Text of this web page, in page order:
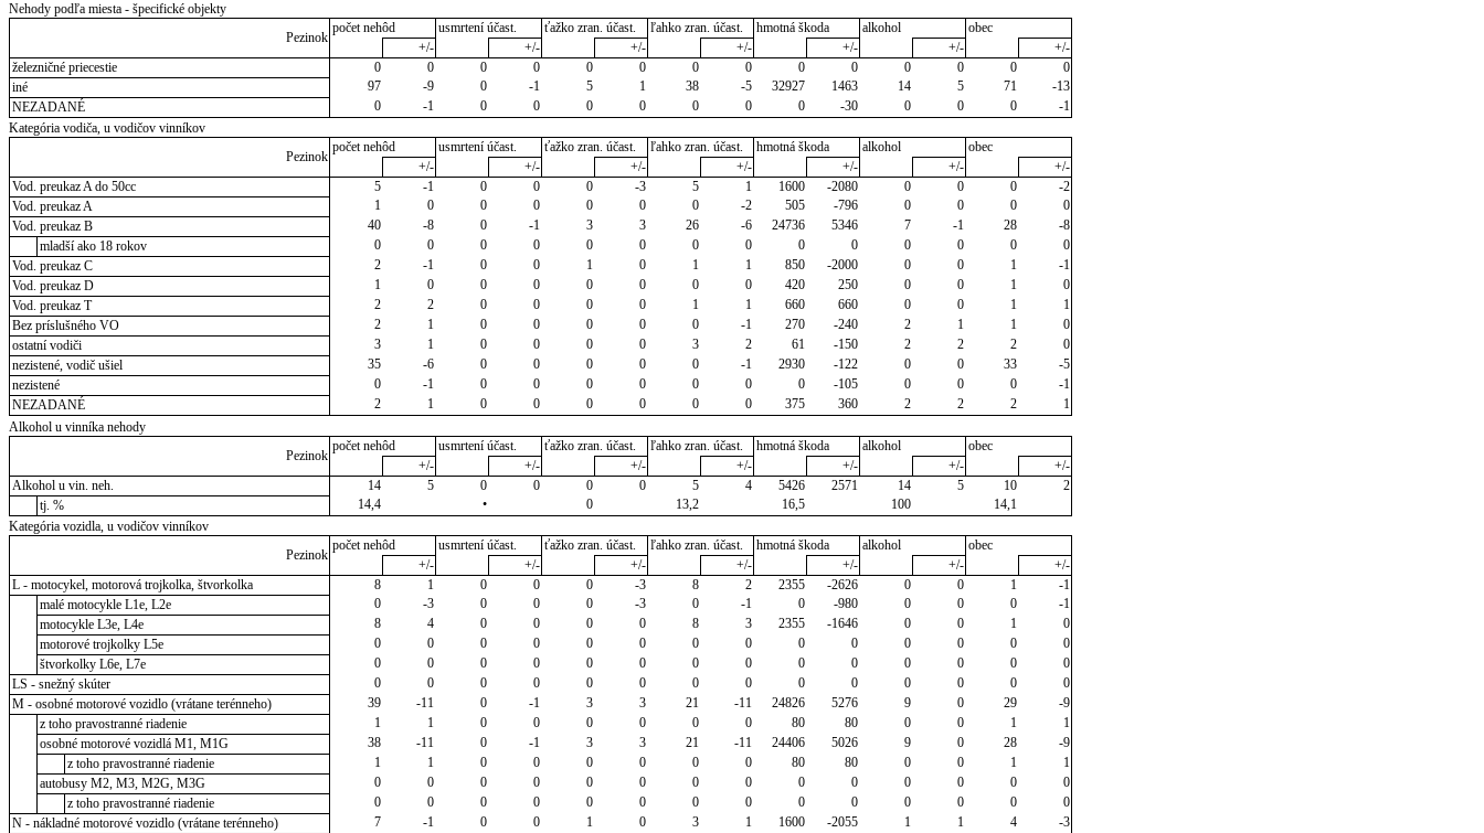
Nehody podľa miesta - špecifické objekty
Pezinok
počet nehôd usmrtení účast. ťažko zran. účast. ľahko zran. účast. hmotná škoda alkohol
obec
+/-
+/- +/- +/- +/- +/-
+/-
železničné priecestie
0 0 0 0 0 0 0 0 0 0 0 0 0
0
iné
97 -9 0 -1 5 1 38 -5 32927 1463 14 5 71
-13
NEZADANÉ
0 -1 0 0 0 0 0 0 0 -30 0 0 0
-1
Kategória vodiča, u vodičov vinníkov
Pezinok
počet nehôd usmrtení účast. ťažko zran. účast. ľahko zran. účast. hmotná škoda alkohol
obec
+/-
+/- +/- +/- +/- +/-
+/-
Vod. preukaz A do 50cc
5 -1 0 0 0 -3 5 1 1600 -2080 0 0 0
-2
Vod. preukaz A
1 0 0 0 0 0 0 -2 505 -796 0 0 0
0
Vod. preukaz B
40 -8 0 -1 3 3 26 -6 24736 5346 7 -1 28
-8
mladší ako 18 rokov
0 0 0 0 0 0 0 0 0 0 0 0 0
0
Vod. preukaz C
2 -1 0 0 1 0 1 1 850 -2000 0 0 1
-1
Vod. preukaz D
1 0 0 0 0 0 0 0 420 250 0 0 1
0
Vod. preukaz T
2 2 0 0 0 0 1 1 660 660 0 0 1
1
Bez príslušného VO
2 1 0 0 0 0 0 -1 270 -240 2 1 1
0
ostatní vodiči
3 1 0 0 0 0 3 2 61 -150 2 2 2
0
nezistené, vodič ušiel
35 -6 0 0 0 0 0 -1 2930 -122 0 0 33
-5
nezistené
0 -1 0 0 0 0 0 0 0 -105 0 0 0
-1
NEZADANÉ
2 1 0 0 0 0 0 0 375 360 2 2 2
1
Alkohol u vinníka nehody
Pezinok
počet nehôd usmrtení účast. ťažko zran. účast. ľahko zran. účast. hmotná škoda alkohol
obec
+/-
+/- +/- +/- +/- +/-
+/-
Alkohol u vin. neh.
14 5 0 0 0 0 5 4 5426 2571 14 5 10
2
tj. %
14,4 • 0 13,2 16,5 100
14,1
Kategória vozidla, u vodičov vinníkov
Pezinok
počet nehôd usmrtení účast. ťažko zran. účast. ľahko zran. účast. hmotná škoda alkohol
obec
+/-
+/- +/- +/- +/- +/-
+/-
L - motocykel, motorová trojkolka, štvorkolka
8 1 0 0 0 -3 8 2 2355 -2626 0 0 1
-1
malé motocykle L1e, L2e
0 -3 0 0 0 -3 0 -1 0 -980 0 0 0
-1
motocykle L3e, L4e
8 4 0 0 0 0 8 3 2355 -1646 0 0 1
0
motorové trojkolky L5e
0 0 0 0 0 0 0 0 0 0 0 0 0
0
štvorkolky L6e, L7e
0 0 0 0 0 0 0 0 0 0 0 0 0
0
LS - snežný skúter
0 0 0 0 0 0 0 0 0 0 0 0 0
0
M - osobné motorové vozidlo (vrátane terénneho)
39 -11 0 -1 3 3 21 -11 24826 5276 9 0 29
-9
z toho pravostranné riadenie
1 1 0 0 0 0 0 0 80 80 0 0 1
1
osobné motorové vozidlá M1, M1G
38 -11 0 -1 3 3 21 -11 24406 5026 9 0 28
-9
z toho pravostranné riadenie
1 1 0 0 0 0 0 0 80 80 0 0 1
1
autobusy M2, M3, M2G, M3G
0 0 0 0 0 0 0 0 0 0 0 0 0
0
z toho pravostranné riadenie
0 0 0 0 0 0 0 0 0 0 0 0 0
0
N - nákladné motorové vozidlo (vrátane terénneho)
7 -1 0 0 1 0 3 1 1600 -2055 1 1 4
-3